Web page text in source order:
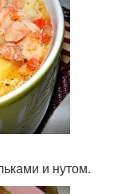
и нутом.